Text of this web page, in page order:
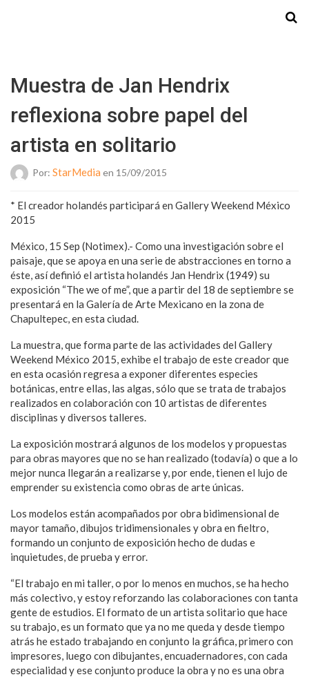
Muestra de Jan Hendrix
reflexiona sobre papel del
artista en solitario
Por: StarMedia en 15/09/2015
* El creador holandés participará en Gallery Weekend México
2015
México, 15 Sep (Notimex).- Como una investigación sobre el
paisaje, que se apoya en una serie de abstracciones en torno a
éste, así definió el artista holandés Jan Hendrix (1949) su
exposición “The we of me”, que a partir del 18 de septiembre se
presentará en la Galería de Arte Mexicano en la zona de
Chapultepec, en esta ciudad.
La muestra, que forma parte de las actividades del Gallery
Weekend México 2015, exhibe el trabajo de este creador que
en esta ocasión regresa a exponer diferentes especies
botánicas, entre ellas, las algas, sólo que se trata de trabajos
realizados en colaboración con 10 artistas de diferentes
disciplinas y diversos talleres.
La exposición mostrará algunos de los modelos y propuestas
para obras mayores que no se han realizado (todavía) o que a lo
mejor nunca llegarán a realizarse y, por ende, tienen el lujo de
emprender su existencia como obras de arte únicas.
Los modelos están acompañados por obra bidimensional de
mayor tamaño, dibujos tridimensionales y obra en fieltro,
formando un conjunto de exposición hecho de dudas e
inquietudes, de prueba y error.
“El trabajo en mi taller, o por lo menos en muchos, se ha hecho
más colectivo, y estoy reforzando las colaboraciones con tanta
gente de estudios. El formato de un artista solitario que hace
su trabajo, es un formato que ya no me queda y desde tiempo
atrás he estado trabajando en conjunto la gráfica, primero con
impresores, luego con dibujantes, encuadernadores, con cada
especialidad y ese conjunto produce la obra y no es una obra